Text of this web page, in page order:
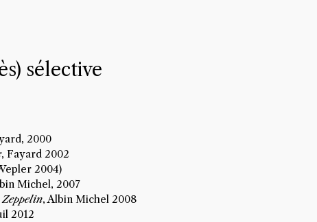
sélective
2000
, Fayard 2002
2004)
Michel, 2007
, Albin Michel 2008
2012